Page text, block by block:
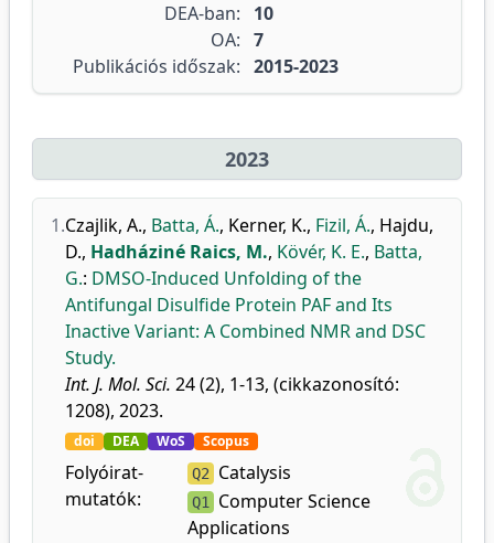
DEA-ban:
10
OA: 7
Publikációs időszak: 2015-2023
2023
1.Czajlik, A., Batta, Á., Kerner, K., Fizil, Á., Hajdu,
D., Hadháziné Raics, M., Kövér, K. E., Batta,
G.: DMSO-Induced Unfolding of the
Antifungal Disulfide Protein PAF and Its
Inactive Variant: A Combined NMR and DSC
Study.
Int. J. Mol. Sci. 24 (2), 1-13, (cikkazonosító:
1208), 2023.
doi DEA WoS Scopus
Folyóirat-
mutatók:
Q2 Catalysis
Q1
Computer Science
Applications